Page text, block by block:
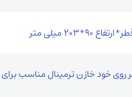
90*203 میلی متر
روی خود خازن ترمینال مناسب